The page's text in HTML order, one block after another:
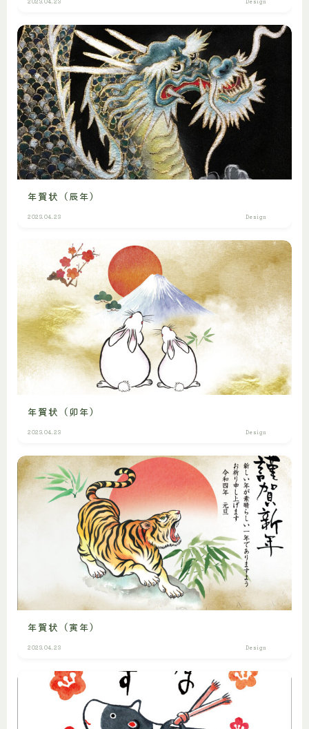
年賀状（辰年）
2023.04.23 Design
年賀状（卯年）
2023.04.23 Design
年賀状（寅年）
2023.04.23 Design